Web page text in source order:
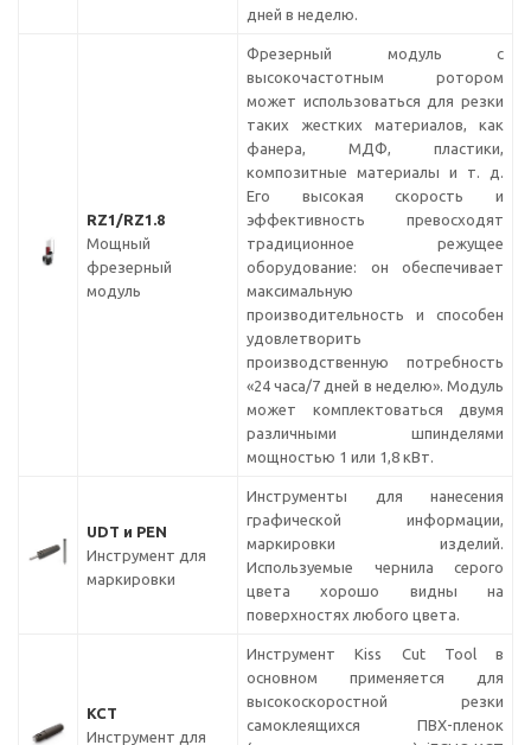
дней в неделю.
RZ1/RZ1.8
Мощный
фрезерный
модуль
Фрезерный модуль с
высокочастотным ротором
может использоваться для резки
таких жестких материалов, как
фанера, МДФ, пластики,
композитные материалы и т. д.
Его высокая скорость и
эффективность превосходят
традиционное режущее
оборудование: он обеспечивает
максимальную
производительность и способен
удовлетворить
производственную потребность
«24 часа/7 дней в неделю». Модуль
может комплектоваться двумя
различными шпинделями
мощностью 1 или 1,8 кВт.
UDT и PEN
Инструмент для
маркировки
Инструменты для нанесения
графической информации,
маркировки изделий.
Используемые чернила серого
цвета хорошо видны на
поверхностях любого цвета.
KCT
Инструмент для
Инструмент Kiss Cut Tool в
основном применяется для
высокоскоростной резки
самоклеящихся ПВХ-пленок